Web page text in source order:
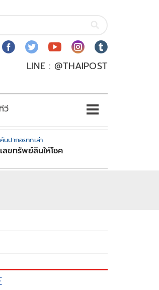
LINE : @THAIPOST
วี
คันปากอยากเล่า
เลขทรัพย์สินให้โชค